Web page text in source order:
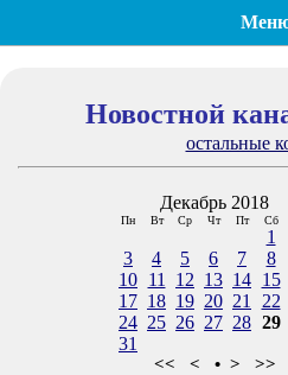
Новостной
остальные
Декабрь 2018
Пн Вт Ср Чт Пт Сб
1
3
4 5 6 7 8
10 11 12 13 14 15
17 18 19 20 21 22
24 25 26 27 28 29
31
<< < • > >>